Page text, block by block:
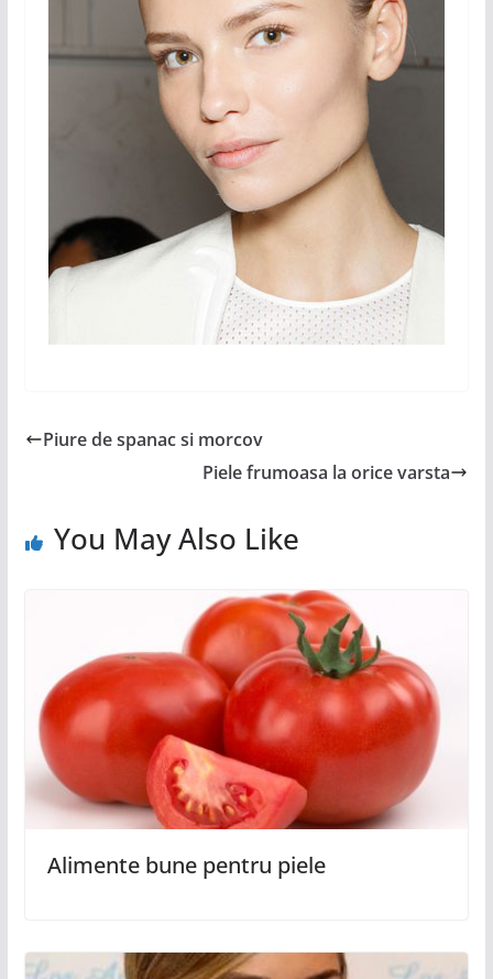
Piure de spanac si morcov
Piele frumoasa la orice varsta
You May Also Like
Alimente bune pentru piele